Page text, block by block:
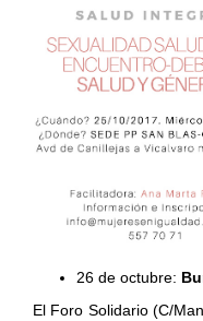
26 de octubre:
El Foro Solidario (C/